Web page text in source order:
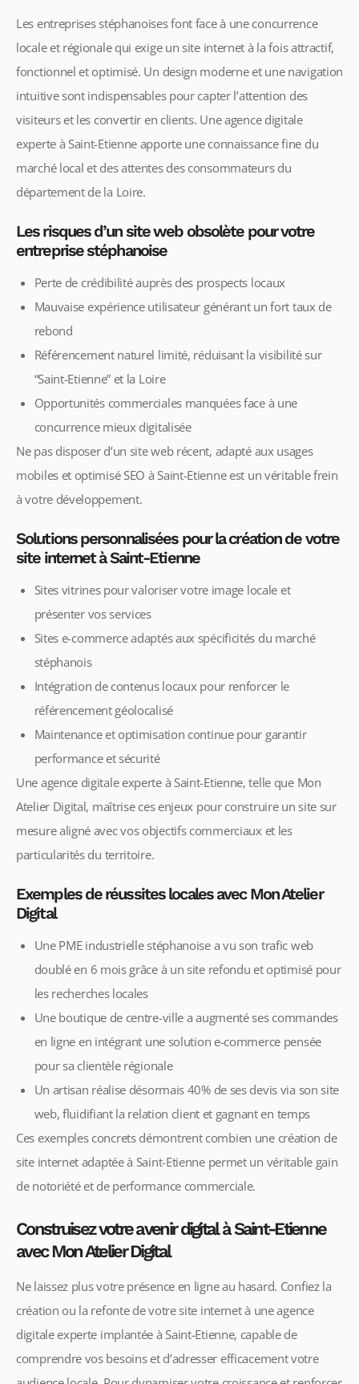
Les entreprises stéphanoises font face à une concurrence
locale et régionale qui exige un site internet à la fois attractif,
fonctionnel et optimisé. Un design moderne et une navigation
intuitive sont indispensables pour capter l’attention des
visiteurs et les convertir en clients. Une agence digitale
experte à Saint-Etienne apporte une connaissance fine du
marché local et des attentes des consommateurs du
département de la Loire.
Les risques d’un site web obsolète pour votre
entreprise stéphanoise
Perte de crédibilité auprès des prospects locaux
Mauvaise expérience utilisateur générant un fort taux de
rebond
Référencement naturel limité, réduisant la visibilité sur
“Saint-Etienne” et la Loire
Opportunités commerciales manquées face à une
concurrence mieux digitalisée
Ne pas disposer d’un site web récent, adapté aux usages
mobiles et optimisé SEO à Saint-Etienne est un véritable frein
à votre développement.
Solutions personnalisées pour la création de votre
site internet à Saint-Etienne
Sites vitrines pour valoriser votre image locale et
présenter vos services
Sites e-commerce adaptés aux spécificités du marché
stéphanois
Intégration de contenus locaux pour renforcer le
référencement géolocalisé
Maintenance et optimisation continue pour garantir
performance et sécurité
Une agence digitale experte à Saint-Etienne, telle que Mon
Atelier Digital, maîtrise ces enjeux pour construire un site sur
mesure aligné avec vos objectifs commerciaux et les
particularités du territoire.
Exemples de réussites locales avec Mon Atelier
Digital
Une PME industrielle stéphanoise a vu son trafic web
doublé en 6 mois grâce à un site refondu et optimisé pour
les recherches locales
Une boutique de centre-ville a augmenté ses commandes
en ligne en intégrant une solution e-commerce pensée
pour sa clientèle régionale
Un artisan réalise désormais 40% de ses devis via son site
web, fluidifiant la relation client et gagnant en temps
Ces exemples concrets démontrent combien une création de
site internet adaptée à Saint-Etienne permet un véritable gain
de notoriété et de performance commerciale.
Construisez votre avenir digital à Saint-Etienne
avec Mon Atelier Digital
Ne laissez plus votre présence en ligne au hasard. Confiez la
création ou la refonte de votre site internet à une agence
digitale experte implantée à Saint-Etienne, capable de
comprendre vos besoins et d’adresser efficacement votre